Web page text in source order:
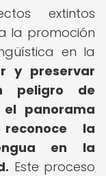
extintos
la promoción
en la
y preservar
peligro de
el panorama
la
en la
Este proceso